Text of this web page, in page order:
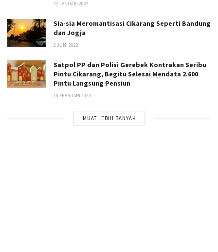
22 JANUARI 2024
Sia-sia Meromantisasi Cikarang Seperti Bandung
dan Jogja
2 JUNI 2022
Satpol PP dan Polisi Gerebek Kontrakan Seribu
Pintu Cikarang, Begitu Selesai Mendata 2.600
Pintu Langsung Pensiun
10 FEBRUARI 2024
MUAT LEBIH BANYAK